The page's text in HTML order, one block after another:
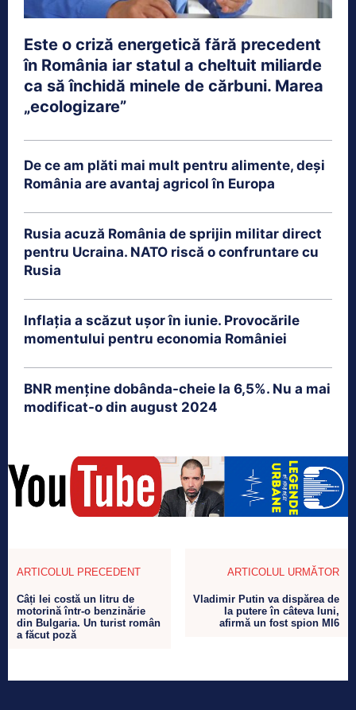
Este o criză energetică fără precedent
în România iar statul a cheltuit miliarde
ca să închidă minele de cărbuni. Marea
„ecologizare”
De ce am plăti mai mult pentru alimente, deși
România are avantaj agricol în Europa
Rusia acuză România de sprijin militar direct
pentru Ucraina. NATO riscă o confruntare cu
Rusia
Inflația a scăzut ușor în iunie. Provocările
momentului pentru economia României
BNR menține dobânda-cheie la 6,5%. Nu a mai
modificat-o din august 2024
ARTICOLUL PRECEDENT
Câți lei costă un litru de
motorină într-o benzinărie
din Bulgaria. Un turist român
a făcut poză
ARTICOLUL URMĂTOR
Vladimir Putin va dispărea de
la putere în câteva luni,
afirmă un fost spion MI6